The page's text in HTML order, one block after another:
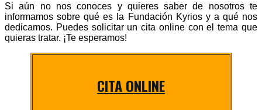
Si aún no nos conoces y quieres saber de nosotros te
informamos sobre qué es la Fundación Kyrios y a qué nos
dedicamos. Puedes solicitar un cita online con el tema que
quieras tratar. ¡Te esperamos!
CITA ONLINE